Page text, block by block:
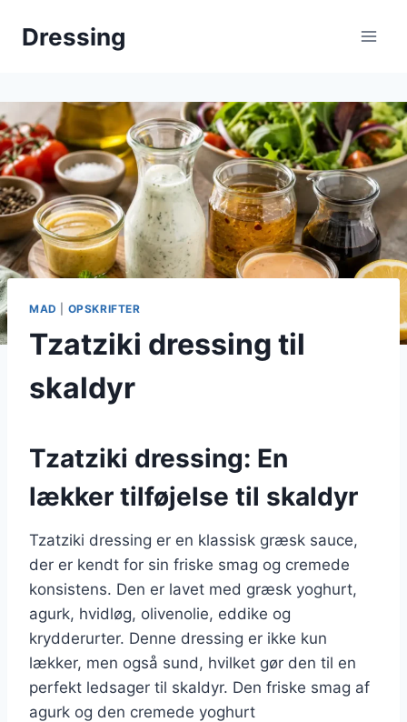
Dressing
MAD OPSKRIFTER
Tzatziki dressing til
skaldyr
Tzatziki dressing: En
lækker tilføjelse til skaldyr
Tzatziki dressing er en klassisk græsk sauce,
der er kendt for sin friske smag og cremede
konsistens. Den er lavet med græsk yoghurt,
agurk, hvidløg, olivenolie, eddike og
krydderurter. Denne dressing er ikke kun
lækker, men også sund, hvilket gør den til en
perfekt ledsager til skaldyr. Den friske smag af
agurk og den cremede yoghurt